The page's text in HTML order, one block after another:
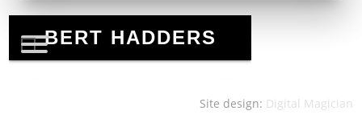
Site design: Digital Magician